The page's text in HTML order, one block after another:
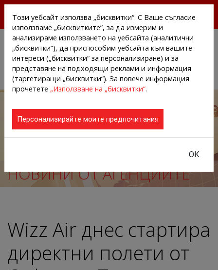
АГЕНЦИИТЕ И КОМПАНИИТЕ
НОВИНИ ОТ АГЕНЦИИТЕ
Wizz Air днес стартира
директни полети от
Този уебсайт използва „бисквитки“. С Ваше съгласие
използваме „бисквитките”, за да измерим и
анализираме използването на уебсайта (аналитични
„бисквитки”), да приспособим уебсайта към вашите
интереси („бисквитки“ за персонализиране) и за
представяне на подходящи реклами и информация
(таргетиращи „бисквитки“). За повече информация
прочетете „Използване на „бисквитки”.
Персонализирайте моите предпочитания
ОК